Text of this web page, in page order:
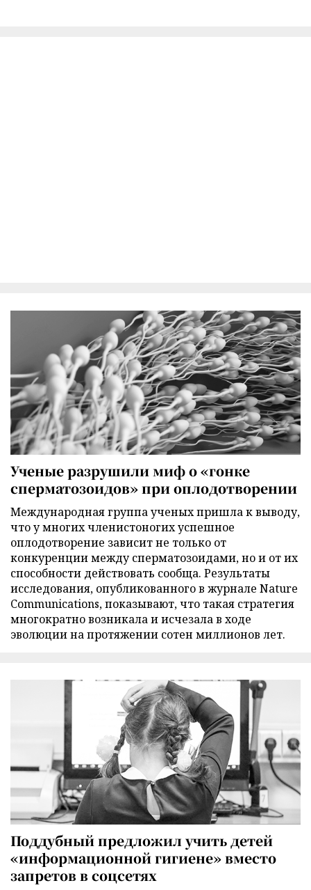
Ученые разрушили миф о «гонке
сперматозоидов» при оплодотворении
Международная группа ученых пришла к выводу,
что у многих членистоногих успешное
оплодотворение зависит не только от
конкуренции между сперматозоидами, но и от их
способности действовать сообща. Результаты
исследования, опубликованного в журнале Nature
Communications, показывают, что такая стратегия
многократно возникала и исчезала в ходе
эволюции на протяжении сотен миллионов лет.
Поддубный предложил учить детей
«информационной гигиене» вместо
запретов в соцсетях